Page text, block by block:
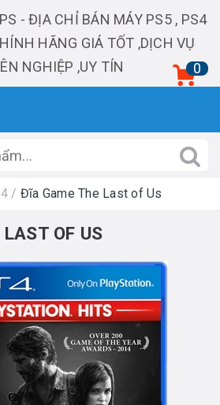
0
/ Đĩa Game The Last of Us
OF US